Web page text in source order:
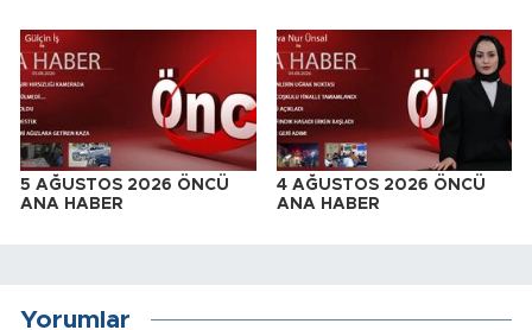
5 AĞUSTOS 2026 ÖNCÜ
ANA HABER
4 AĞUSTOS 2026 ÖNCÜ
ANA HABER
Yorumlar